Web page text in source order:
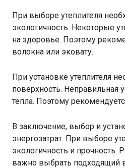
При выборе утеплителя
экологичность. Некоторые
на здоровье. Поэтому
волокна или эковату.
При установке утеплителя
поверхность. Неправильная
тепла. Поэтому
В заключение, выбор и
энергозатрат. При выборе
экологичность и
важно выбрать подходящий